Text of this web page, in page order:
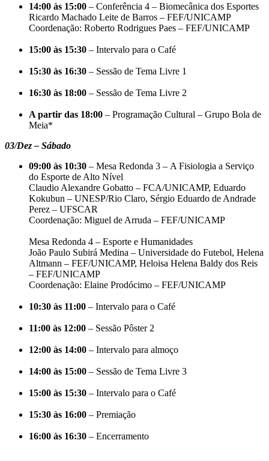
14:00 às 15:00 – Conferência 4 – Biomecânica dos Esportes
Ricardo Machado Leite de Barros – FEF/UNICAMP
Coordenação: Roberto Rodrigues Paes – FEF/UNICAMP
15:00 às 15:30 – Intervalo para o Café
15:30 às 16:30 – Sessão de Tema Livre 1
16:30 às 18:00 – Sessão de Tema Livre 2
A partir das 18:00 – Programação Cultural – Grupo Bola de
Meia*
03/Dez – Sábado
09:00 às 10:30 – Mesa Redonda 3 – A Fisiologia a Serviço
do Esporte de Alto Nível
Claudio Alexandre Gobatto – FCA/UNICAMP, Eduardo
Kokubun – UNESP/Rio Claro, Sérgio Eduardo de Andrade
Perez – UFSCAR
Coordenação: Miguel de Arruda – FEF/UNICAMP
Mesa Redonda 4 – Esporte e Humanidades
João Paulo Subirá Medina – Universidade do Futebol, Helena
Altmann – FEF/UNICAMP, Heloisa Helena Baldy dos Reis
– FEF/UNICAMP
Coordenação: Elaine Prodócimo – FEF/UNICAMP
10:30 às 11:00 – Intervalo para o Café
11:00 às 12:00 – Sessão Pôster 2
12:00 às 14:00 – Intervalo para almoço
14:00 às 15:00 – Sessão de Tema Livre 3
15:00 às 15:30 – Intervalo para o Café
15:30 às 16:00 – Premiação
16:00 às 16:30 – Encerramento